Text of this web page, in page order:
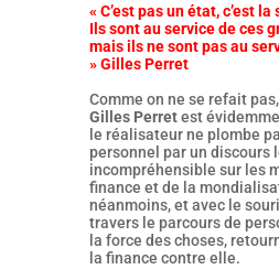
« C’est pas un état, c’est
Ils sont au service de ces
mais ils ne sont pas au
» Gilles Perret
Comme on ne se refait
Gilles Perretest
le réalisateur ne plombe
personnel par un discours
incompréhensible sur les
finance et de la
néanmoins, et avec le
travers le parcours de
la force des choses,
la finance contre elle.